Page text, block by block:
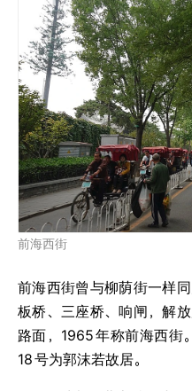
前海西街
前海西街曾与柳荫街一样
板桥、三座桥、响闸，解
路面，1965年称前海西街
18号为郭沫若故居。